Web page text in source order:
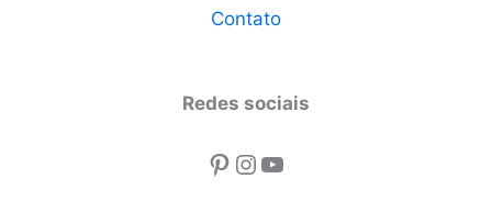
Contato
Redes sociais
Pinterest
Instagram
Youtube